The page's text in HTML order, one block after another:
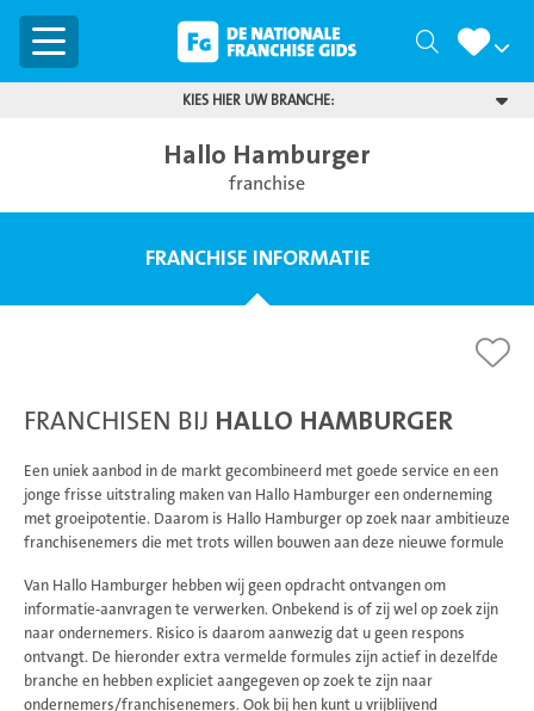
Menu Zoeken
KIES HIER UW BRANCHE:
Hallo Hamburger
franchise
FRANCHISE INFORMATIE
FRANCHISEN BIJ HALLO HAMBURGER
Een uniek aanbod in de markt gecombineerd met goede service en een
jonge frisse uitstraling maken van Hallo Hamburger een onderneming
met groeipotentie. Daarom is Hallo Hamburger op zoek naar ambitieuze
franchisenemers die met trots willen bouwen aan deze nieuwe formule
Van Hallo Hamburger hebben wij geen opdracht ontvangen om
informatie-aanvragen te verwerken. Onbekend is of zij wel op zoek zijn
naar ondernemers. Risico is daarom aanwezig dat u geen respons
ontvangt. De hieronder extra vermelde formules zijn actief in dezelfde
branche en hebben expliciet aangegeven op zoek te zijn naar
ondernemers/franchisenemers. Ook bij hen kunt u vrijblijvend